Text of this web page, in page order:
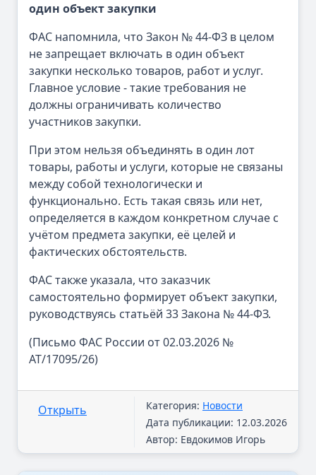
один объект закупки
ФАС напомнила, что Закон № 44-ФЗ в целом
не запрещает включать в один объект
закупки несколько товаров, работ и услуг.
Главное условие - такие требования не
должны ограничивать количество
участников закупки.
При этом нельзя объединять в один лот
товары, работы и услуги, которые не связаны
между собой технологически и
функционально. Есть такая связь или нет,
определяется в каждом конкретном случае с
учётом предмета закупки, её целей и
фактических обстоятельств.
ФАС также указала, что заказчик
самостоятельно формирует объект закупки,
руководствуясь статьёй 33 Закона № 44-ФЗ.
(Письмо ФАС России от 02.03.2026 №
АТ/17095/26)
Открыть Категория: Новости
Дата публикации: 12.03.2026
Автор: Евдокимов Игорь